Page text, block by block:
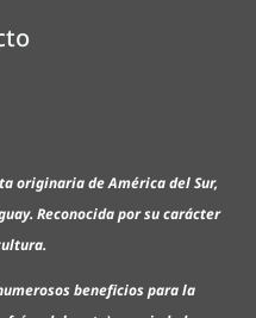
originaria de América del Sur,
Reconocida por su carácter
beneficios para la